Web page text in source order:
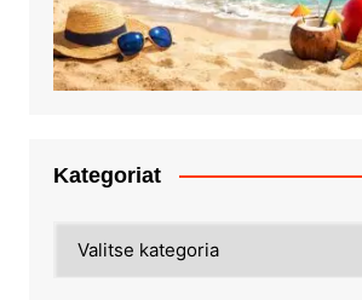
Kategoriat